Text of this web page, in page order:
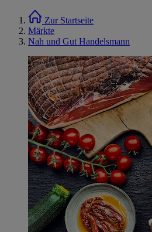
Zur Startseite
Märkte
Nah und Gut Handelsmann